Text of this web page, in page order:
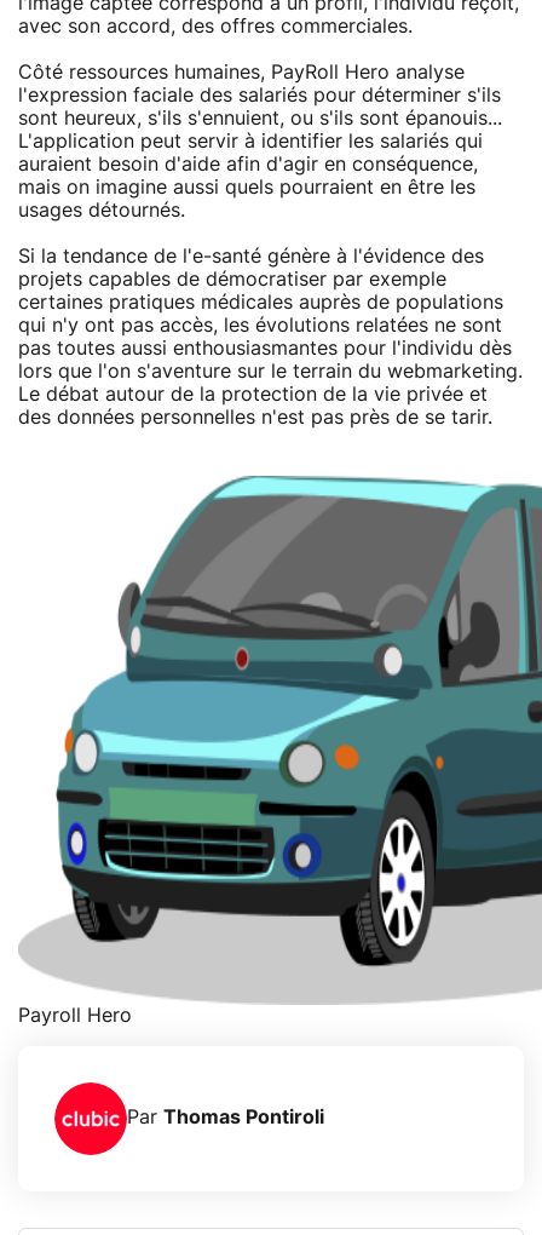
avec son accord, des offres commerciales.
Côté ressources humaines, PayRoll Hero analyse
l'expression faciale des salariés pour déterminer s'ils
sont heureux, s'ils s'ennuient, ou s'ils sont épanouis...
L'application peut servir à identifier les salariés qui
auraient besoin d'aide afin d'agir en conséquence,
mais on imagine aussi quels pourraient en être les
usages détournés.
Si la tendance de l'e-santé génère à l'évidence des
projets capables de démocratiser par exemple
certaines pratiques médicales auprès de populations
qui n'y ont pas accès, les évolutions relatées ne sont
pas toutes aussi enthousiasmantes pour l'individu dès
lors que l'on s'aventure sur le terrain du webmarketing.
Le débat autour de la protection de la vie privée et
des données personnelles n'est pas près de se tarir.
Payroll Hero
Par Thomas Pontiroli